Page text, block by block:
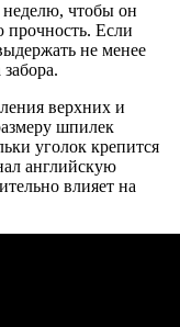
неделю, чтобы он
прочность. Если
не менее
верхних и
шпилек
уголок крепится
английскую
влияет на